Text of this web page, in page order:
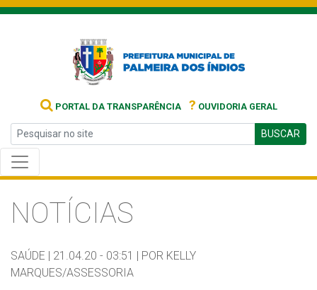
PORTAL DA TRANSPARÊNCIA ? OUVIDORIA GERAL
BUSCAR
NOTÍCIAS
SAÚDE | 21.04.20 - 03:51 | POR KELLY
MARQUES/ASSESSORIA